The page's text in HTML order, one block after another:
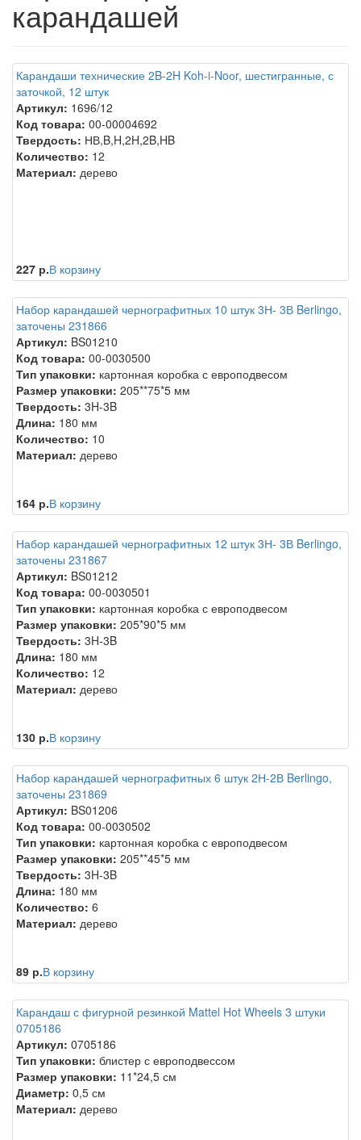
карандашей
Карандаши технические 2B-2H Koh-i-Noоr, шестигранные, с
заточкой, 12 штук
Артикул: 1696/12
Код товара: 00-00004692
Твердость: НВ,B,H,2H,2B,HB
Количество: 12
Материал: дерево
227 р.В корзину
Набор карандашей чернографитных 10 штук 3Н- 3В Berlingo,
заточены 231866
Артикул: BS01210
Код товара: 00-0030500
Тип упаковки: картонная коробка с европодвесом
Размер упаковки: 205**75*5 мм
Твердость: 3H-3B
Длина: 180 мм
Количество: 10
Материал: дерево
164 р.В корзину
Набор карандашей чернографитных 12 штук 3Н- 3В Berlingo,
заточены 231867
Артикул: BS01212
Код товара: 00-0030501
Тип упаковки: картонная коробка с европодвесом
Размер упаковки: 205*90*5 мм
Твердость: 3H-3B
Длина: 180 мм
Количество: 12
Материал: дерево
130 р.В корзину
Набор карандашей чернографитных 6 штук 2Н-2В Berlingo,
заточены 231869
Артикул: BS01206
Код товара: 00-0030502
Тип упаковки: картонная коробка с европодвесом
Размер упаковки: 205**45*5 мм
Твердость: 3H-3B
Длина: 180 мм
Количество: 6
Материал: дерево
89 р.В корзину
Карандаш с фигурной резинкой Mattel Hot Wheels 3 штуки
0705186
Артикул: 0705186
Тип упаковки: блистер с европодвессом
Размер упаковки: 11*24,5 см
Диаметр: 0,5 см
Материал: дерево